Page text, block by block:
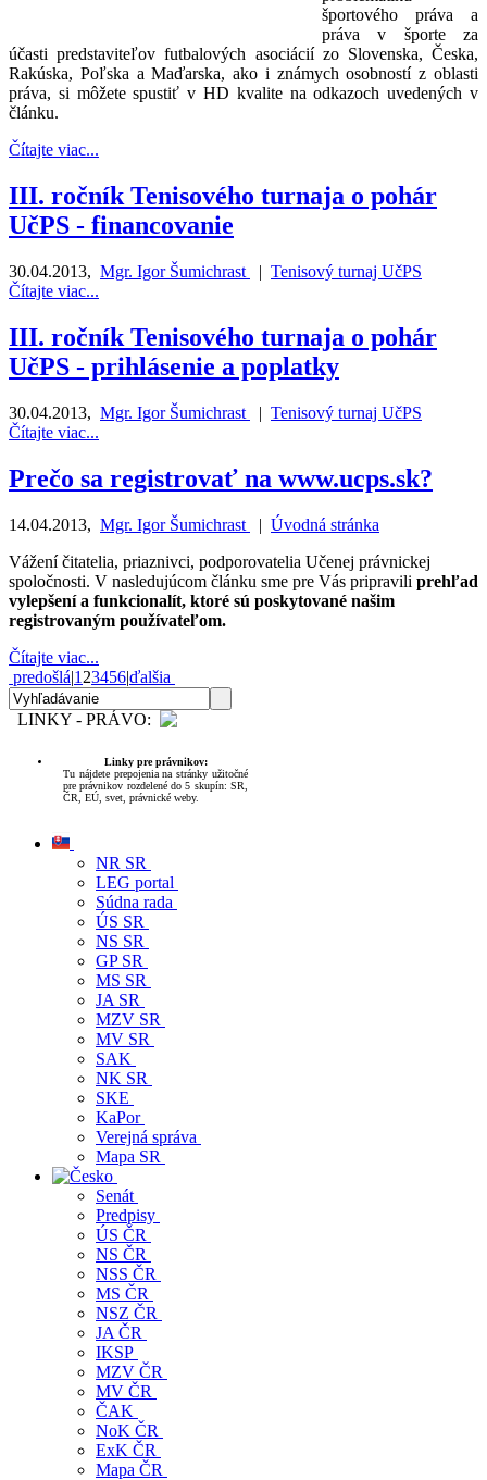
športového práva a
práva v športe za
účasti predstaviteľov futbalových asociácií zo Slovenska, Česka,
Rakúska, Poľska a Maďarska, ako i známych osobností z oblasti
práva, si môžete spustiť v HD kvalite na odkazoch uvedených v
článku.
Čítajte viac...
III. ročník Tenisového turnaja o pohár
UčPS - financovanie
30.04.2013, Mgr. Igor Šumichrast | Tenisový turnaj UčPS
Čítajte viac...
III. ročník Tenisového turnaja o pohár
UčPS - prihlásenie a poplatky
30.04.2013, Mgr. Igor Šumichrast | Tenisový turnaj UčPS
Čítajte viac...
Prečo sa registrovať na www.ucps.sk?
14.04.2013, Mgr. Igor Šumichrast | Úvodná stránka
Vážení čitatelia, priaznivci, podporovatelia Učenej právnickej
spoločnosti. V nasledujúcom článku sme pre Vás pripravili prehľad
vylepšení a funkcionalít, ktoré sú poskytované našim
registrovaným používateľom.
Čítajte viac...
predošlá|1 23456|ďalšia
LINKY - PRÁVO:
Linky pre právnikov:
Tu nájdete prepojenia na stránky užitočné
pre právnikov rozdelené do 5 skupín: SR,
ČR, EÚ, svet, právnické weby.
NR SR
LEG portal
Súdna rada
ÚS SR
NS SR
GP SR
MS SR
JA SR
MZV SR
MV SR
SAK
NK SR
SKE
KaPor
Verejná správa
Mapa SR
Senát
Predpisy
ÚS ČR
NS ČR
NSS ČR
MS ČR
NSZ ČR
JA ČR
IKSP
MZV ČR
MV ČR
ČAK
NoK ČR
ExK ČR
Mapa ČR